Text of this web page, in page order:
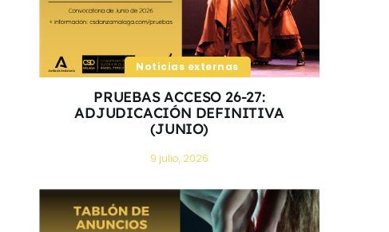
Noticias externas
PRUEBAS ACCESO 26-27:
ADJUDICACIÓN DEFINITIVA
(JUNIO)
9 julio, 2026